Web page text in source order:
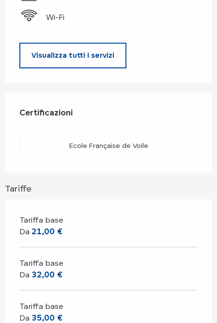
Wi-Fi
Visualizza tutti i servizi
Certificazioni
Certificazioni
Ecole Française de Voile
Tariffe
Tariffa base
Da 21,00 €
Tariffa base
Da 32,00 €
Tariffa base
Da 35,00 €